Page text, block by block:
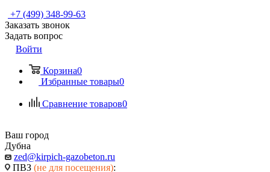
+7 (499) 348-99-63
Заказать звонок
Задать вопрос
Войти
Корзина0
Избранные товары0
Сравнение товаров0
Ваш город
Дубна
zed@kirpich-gazobeton.ru
ПВЗ (не для посещения):